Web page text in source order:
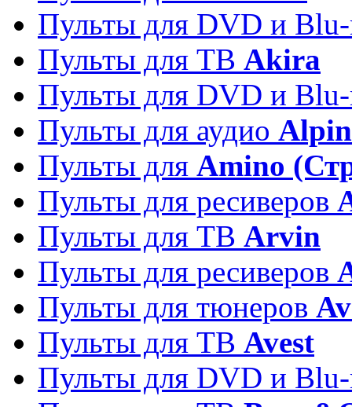
Пульты для DVD и
Пульты для ТВ Akira
Пульты для DVD и
Пульты для аудио
Пульты для Amino
Пульты для ресиверов
Пульты для ТВ Arvin
Пульты для ресиверов
Пульты для тюнеров
Пульты для ТВ Avest
Пульты для DVD и